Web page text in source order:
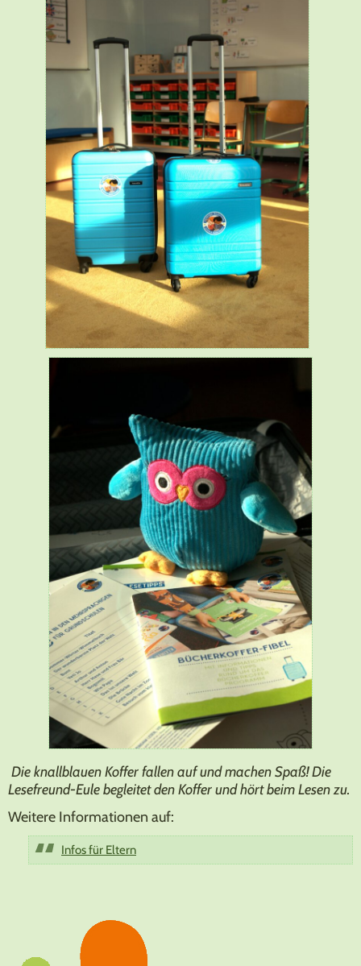
Die knallblauen Koffer fallen auf und machen Spaß! Die
Lesefreund-Eule begleitet den Koffer und hört beim Lesen zu.
Weitere Informationen auf:
Infos für Eltern